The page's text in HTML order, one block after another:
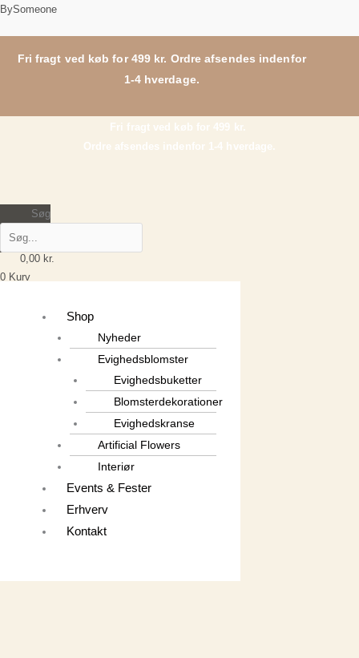
Gå
BySomeone
Fri fragt ved køb for 499 kr. Ordre afsendes indenfor
1-4 hverdage.
Fri fragt ved køb for 499 kr.
Ordre afsendes indenfor 1-4 hverdage.
Søg
0,00 kr.
0 Kurv
Shop
Nyheder
Evighedsblomster
Evighedsbuketter
Blomsterdekorationer
Evighedskranse
Artificial Flowers
Interiør
Events & Fester
Erhverv
Kontakt
Blomsterdekoration,
antal